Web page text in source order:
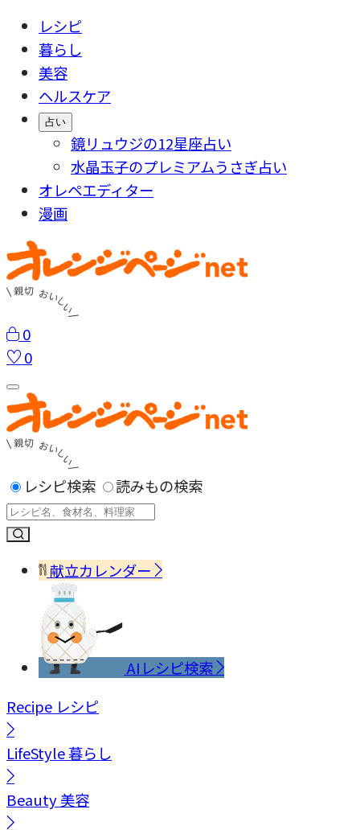
レシピ
暮らし
美容
ヘルスケア
占い
鏡リュウジの12星座占い
水晶玉子のプレミアムうさぎ占い
オレペエディター
漫画
0
0
レシピ検索 読みもの検索
献立カレンダー
AIレシピ検索
Recipe レシピ
LifeStyle暮らし
Beauty美容